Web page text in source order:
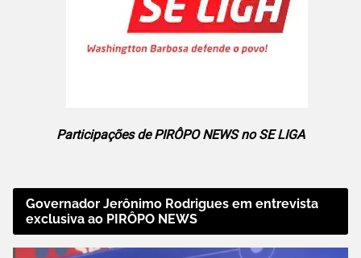
Participações de PIRÔPO NEWS no SE LIGA
Governador Jerônimo Rodrigues em entrevista
exclusiva ao PIRÔPO NEWS